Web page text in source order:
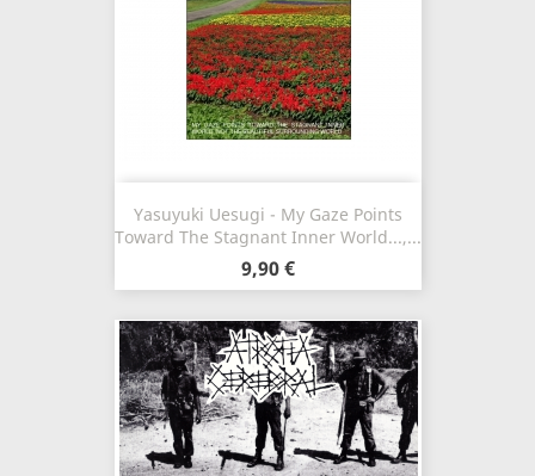
Yasuyuki Uesugi - My Gaze Points
Toward The Stagnant Inner World...,...
9,90 €